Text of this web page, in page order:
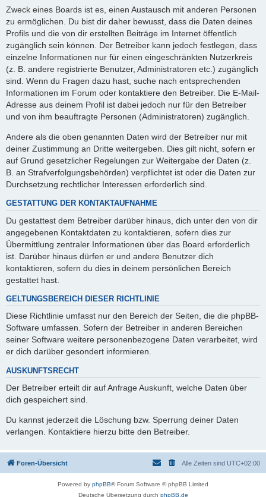
Zweck eines Boards ist es, einen Austausch mit anderen Personen
zu ermöglichen. Du bist dir daher bewusst, dass die Daten deines
Profils und die von dir erstellten Beiträge im Internet öffentlich
zugänglich sein können. Der Betreiber kann jedoch festlegen, dass
einzelne Informationen nur für einen eingeschränkten Nutzerkreis
(z. B. andere registrierte Benutzer, Administratoren etc.) zugänglich
sind. Wenn du Fragen dazu hast, suche nach entsprechenden
Informationen im Forum oder kontaktiere den Betreiber. Die E-Mail-
Adresse aus deinem Profil ist dabei jedoch nur für den Betreiber
und von ihm beauftragte Personen (Administratoren) zugänglich.
Andere als die oben genannten Daten wird der Betreiber nur mit
deiner Zustimmung an Dritte weitergeben. Dies gilt nicht, sofern er
auf Grund gesetzlicher Regelungen zur Weitergabe der Daten (z.
B. an Strafverfolgungsbehörden) verpflichtet ist oder die Daten zur
Durchsetzung rechtlicher Interessen erforderlich sind.
GESTATTUNG DER KONTAKTAUFNAHME
Du gestattest dem Betreiber darüber hinaus, dich unter den von dir
angegebenen Kontaktdaten zu kontaktieren, sofern dies zur
Übermittlung zentraler Informationen über das Board erforderlich
ist. Darüber hinaus dürfen er und andere Benutzer dich
kontaktieren, sofern du dies in deinem persönlichen Bereich
gestattet hast.
GELTUNGSBEREICH DIESER RICHTLINIE
Diese Richtlinie umfasst nur den Bereich der Seiten, die die phpBB-
Software umfassen. Sofern der Betreiber in anderen Bereichen
seiner Software weitere personenbezogene Daten verarbeitet, wird
er dich darüber gesondert informieren.
AUSKUNFTSRECHT
Der Betreiber erteilt dir auf Anfrage Auskunft, welche Daten über
dich gespeichert sind.
Du kannst jederzeit die Löschung bzw. Sperrung deiner Daten
verlangen. Kontaktiere hierzu bitte den Betreiber.
Foren-Übersicht Alle Zeiten sind UTC+02:00
Powered by phpBB® Forum Software © phpBB Limited
Deutsche Übersetzung durch phpBB.de